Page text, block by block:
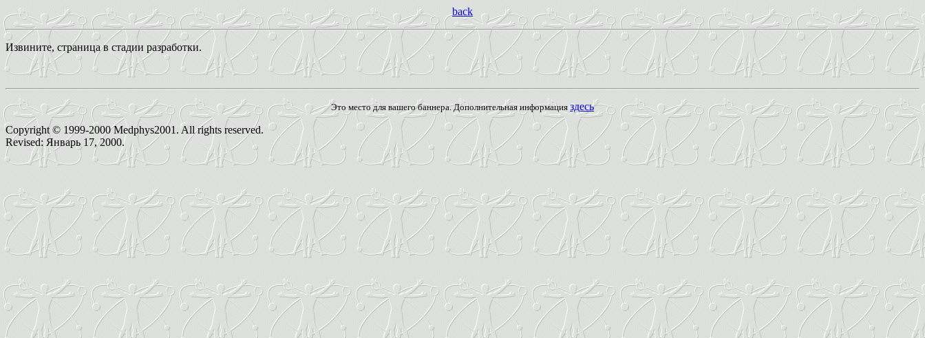
back
Извините, страница в стадии разработки.
Это место для вашего баннера. Дополнительная информацияздесь
Copyright © 1999-2000 Medphys2001. All rights reserved.
Revised: Январь 17, 2000.